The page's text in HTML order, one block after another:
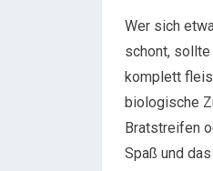
Wer sich
schont,
komplett
biologische
Bratstreifen
Spaß und